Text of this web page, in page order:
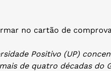
no cartão de
Positivo (UP)
de quatro décadas do